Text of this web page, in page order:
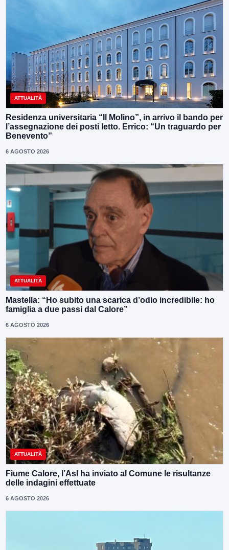
ATTUALITÀ
Residenza universitaria “Il Molino”, in arrivo il bando per
l’assegnazione dei posti letto. Errico: “Un traguardo per
Benevento”
6 AGOSTO 2026
ATTUALITÀ
Mastella: “Ho subito una scarica d’odio incredibile: ho
famiglia a due passi dal Calore”
6 AGOSTO 2026
ATTUALITÀ
Fiume Calore, l’Asl ha inviato al Comune le risultanze
delle indagini effettuate
6 AGOSTO 2026